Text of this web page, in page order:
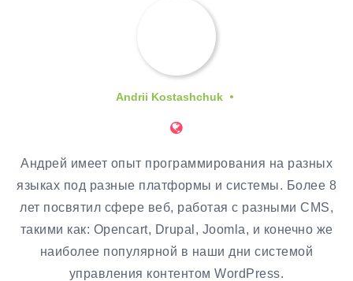
Andrii Kostashchuk
Андрей имеет опыт программирования на разных
языках под разные платформы и системы. Более 8
лет посвятил сфере веб, работая с разными CMS,
такими как: Opencart, Drupal, Joomla, и конечно же
наиболее популярной в наши дни системой
управления контентом WordPress.